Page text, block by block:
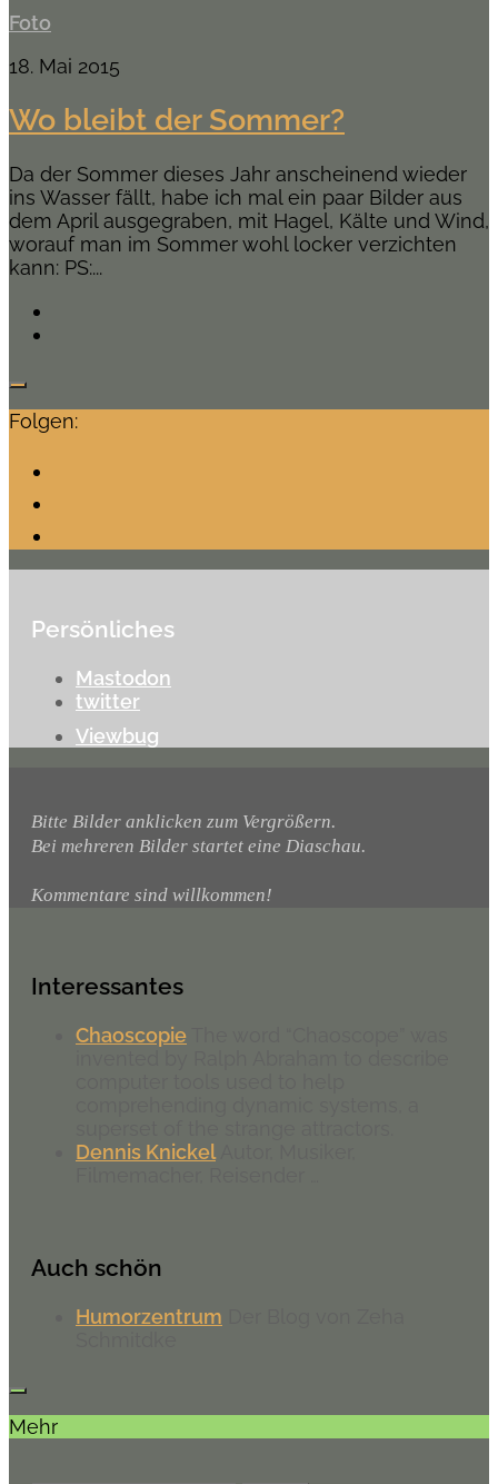
Foto
18. Mai 2015
Wo bleibt der Sommer?
Da der Sommer dieses Jahr anscheinend wieder
ins Wasser fällt, habe ich mal ein paar Bilder aus
dem April ausgegraben, mit Hagel, Kälte und Wind,
worauf man im Sommer wohl locker verzichten
kann: PS:...
Folgen:
Persönliches
Mastodon
twitter
Viewbug
Bitte Bilder anklicken zum Vergrößern.
Bei mehreren Bilder startet eine Diaschau.
Kommentare sind willkommen!
Interessantes
Chaoscopie
Dennis KnickelAutor, Musiker,
Auch schön
Humorzentrum
Mehr